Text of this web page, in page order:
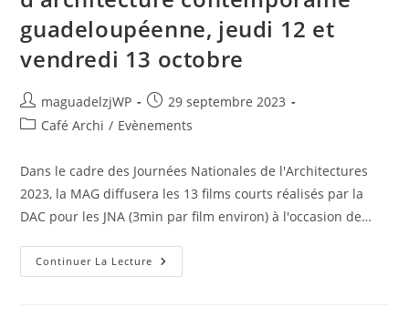
guadeloupéenne, jeudi 12 et
vendredi 13 octobre
Auteur/autrice
de
maguadelzjWP
Publication
publiée :
29 septembre 2023
PostCafé Archi / Evènements
Dans le cadre des Journées Nationales de l'Architectures
2023, la MAG diffusera les 13 films courts réalisés par la
DAC pour les JNA (3min par film environ) à l'occasion de…
Continuer La Lecture Café
Archi